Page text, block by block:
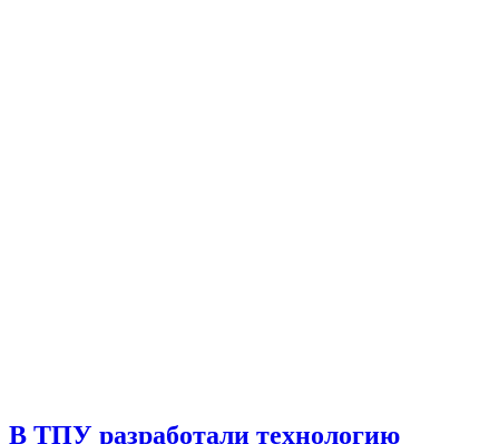
В ТПУ разработали технологию